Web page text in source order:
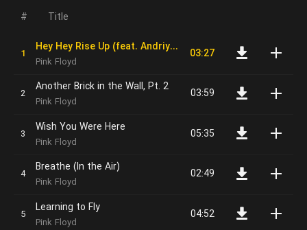
Title
Hey Hey Rise Up (feat. Andriy Khlyvnyuk of Boombox)
Pink Floyd
03:27
Another Brick in the Wall, Pt. 2
Pink Floyd
03:59
Wish You Were Here
Pink Floyd
05:35
Breathe (In the Air)
Pink Floyd
02:49
Learning to Fly
Pink Floyd
04:52